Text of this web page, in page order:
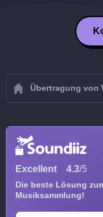
Übertragung von
Excellent 4.3/5
Die beste Lösung
Musiksammlung!